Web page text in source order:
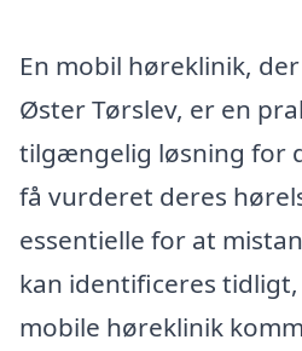
En mobil høreklinik,
Øster Tørslev, er en
tilgængelig løsning for
få vurderet deres
essentielle for at
kan identificeres
mobile høreklinik